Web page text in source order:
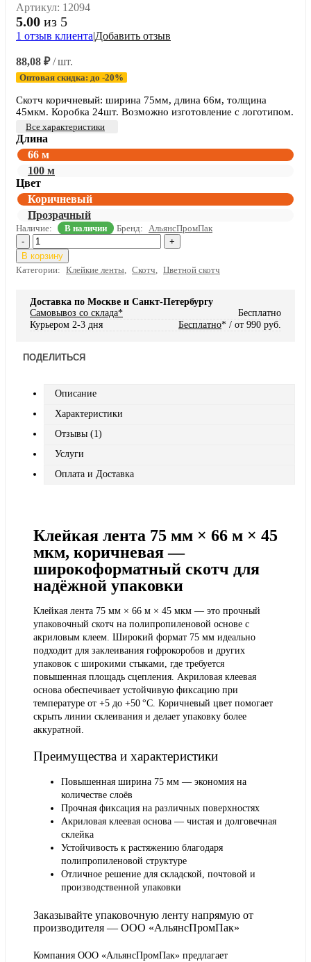
Артикул: 12094
5.00 из 5
1 отзыв клиента|Добавить отзыв
88,08 ₽ / шт.
Оптовая скидка: до -20%
Скотч коричневый: ширина 75мм, длина 66м, толщина
45мкм. Коробка 24шт. Возможно изготовление с логотипом.
Все характеристики
Длина
66 м
100 м
Цвет
Коричневый
Прозрачный
Наличие: В наличии Бренд:
АльянсПромПак
-
+
В корзину
Категории: Клейкие ленты Скотч Цветной скотч
Доставка по Москве и Санкт-Петербургу
Самовывоз со склада*
Бесплатно
Курьером 2-3 дня
Бесплатно* / от 990 руб.
ПОДЕЛИТЬСЯ
Описание
Характеристики
Отзывы (1)
Услуги
Оплата и Доставка
Клейкая лента 75 мм × 66 м × 45
мкм, коричневая —
широкоформатный скотч для
надёжной упаковки
Клейкая лента 75 мм × 66 м × 45 мкм — это прочный
упаковочный скотч на полипропиленовой основе с
акриловым клеем. Широкий формат 75 мм идеально
подходит для заклеивания гофрокоробов и других
упаковок с широкими стыками, где требуется
повышенная площадь сцепления. Акриловая клеевая
основа обеспечивает устойчивую фиксацию при
температуре от +5 до +50 °C. Коричневый цвет помогает
скрыть линии склеивания и делает упаковку более
аккуратной.
Преимущества и характеристики
Повышенная ширина 75 мм — экономия на
количестве слоёв
Прочная фиксация на различных поверхностях
Акриловая клеевая основа — чистая и долговечная
склейка
Устойчивость к растяжению благодаря
полипропиленовой структуре
Отличное решение для складской, почтовой и
производственной упаковки
Заказывайте упаковочную ленту напрямую от
производителя — ООО «АльянсПромПак»
Компания ООО «АльянсПромПак» предлагает